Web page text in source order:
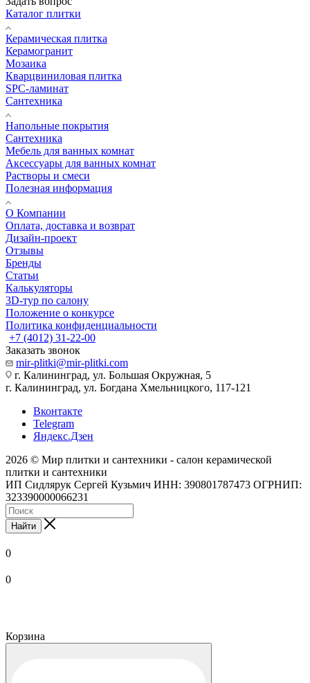
Каталог плитки
Керамическая плитка
Керамогранит
Мозаика
Кварцвиниловая плитка
SPC-ламинат
Сантехника
Напольные покрытия
Сантехника
Мебель для ванных комнат
Аксессуары для ванных комнат
Растворы и смеси
Полезная информация
О Компании
Оплата, доставка и возврат
Дизайн-проект
Отзывы
Бренды
Статьи
Калькуляторы
3D-тур по салону
Положение о конкурсе
Политика конфиденциальности
+7 (4012) 31-22-00
Заказать звонок
mir-plitki@mir-plitki.com
г. Калининград, ул. Большая Окружная, 5
г. Калининград, ул. Богдана Хмельницкого, 117-121
Вконтакте
Telegram
Яндекс.Дзен
2026 © Мир плитки и сантехники - салон керамической
плитки и сантехники
ИП Сидлярук Сергей Кузьмич ИНН: 390801787473 ОГРНИП:
323390000066231
Найти
0
0
Корзина